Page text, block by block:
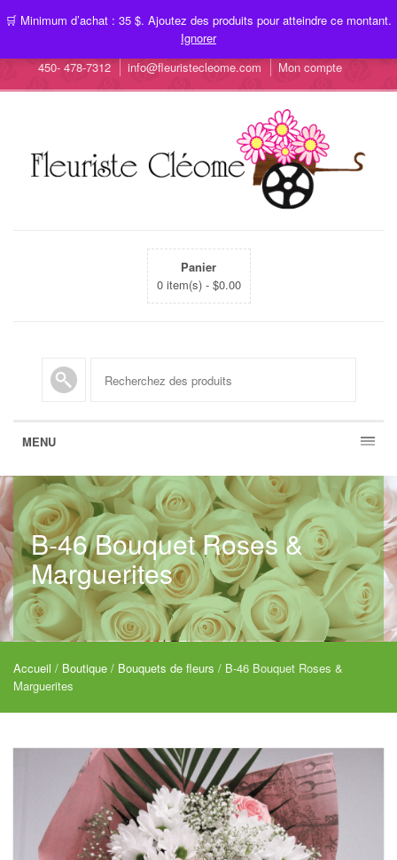
450- 478-7312 info@fleuristecleome.com Mon compte
Panier
0 item(s) - $0.00
MENU
B-46 Bouquet Roses &
Marguerites
Accueil / Boutique / Bouquets de fleurs / B-46 Bouquet Roses &
Marguerites
🛒 Minimum d’achat : 35 $. Ajoutez des produits pour atteindre ce montant.
Ignorer